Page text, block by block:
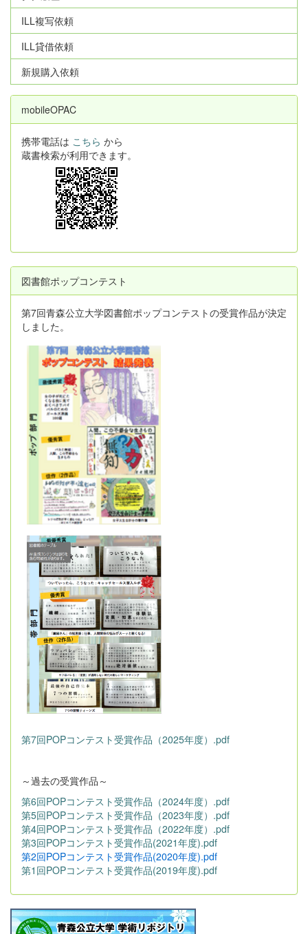
ILL複写依頼
ILL貸借依頼
新規購入依頼
mobileOPAC
携帯電話は こちら から
蔵書検索が利用できます。
図書館ポップコンテスト
第7回青森公立大学図書館ポップコンテストの受賞作品が決定
しました。
第7回POPコンテスト受賞作品（2025年度）.pdf
～過去の受賞作品～
第6回POPコンテスト受賞作品（2024年度）.pdf
第5回POPコンテスト受賞作品（2023年度）.pdf
第4回POPコンテスト受賞作品（2022年度）.pdf
第3回POPコンテスト受賞作品(2021年度).pdf
第2回POPコンテスト受賞作品(2020年度).pdf
第1回POPコンテスト受賞作品(2019年度).pdf